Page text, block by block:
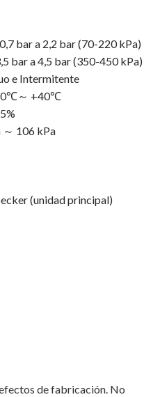
bar a 2,2 bar (70-220 kPa)
bar a 4,5 bar (350-450 kPa)
e Intermitente
～ +40℃
～ 106 kPa
(unidad principal)
de fabricación. No